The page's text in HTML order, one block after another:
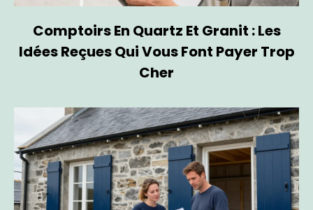
Comptoirs En Quartz Et Granit : Les
Idées Reçues Qui Vous Font Payer Trop
Cher